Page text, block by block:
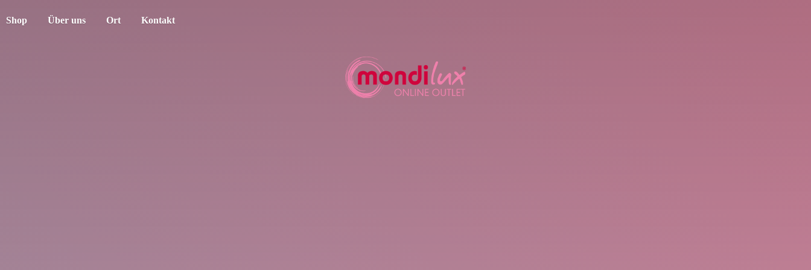
Shop Über uns Ort Kontakt